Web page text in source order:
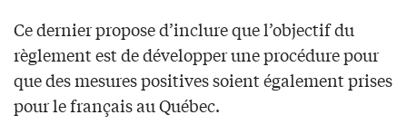
Ce dernier propose d’inclure que l’objectif du
règlement est de développer une procédure pour
que des mesures positives soient également prises
pour le français au Québec.